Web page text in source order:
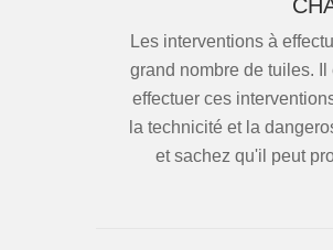
Les interventions à
grand nombre de tuiles.
effectuer ces
la technicité et la
et sachez qu'il peut